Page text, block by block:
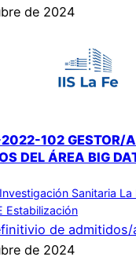
de 2024
102 GESTOR/
DEL ÁREA BIG
Sanitaria La
Estabilización
de admitidos/
de 2024